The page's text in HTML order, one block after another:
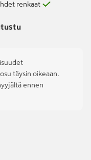
renkaat
täysin oikeaan.
ennen